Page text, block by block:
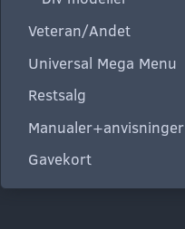
Veteran/Andet
Universal Mega Menu
Restsalg
Manualer+anvisninger
Gavekort